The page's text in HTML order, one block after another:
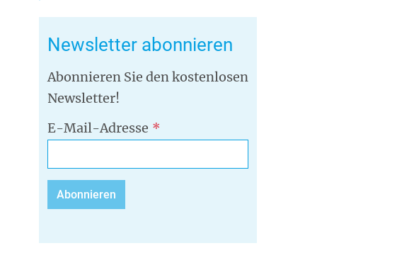
Newsletter abonnieren
Abonnieren Sie den kostenlosen
Newsletter!
E-Mail-Adresse